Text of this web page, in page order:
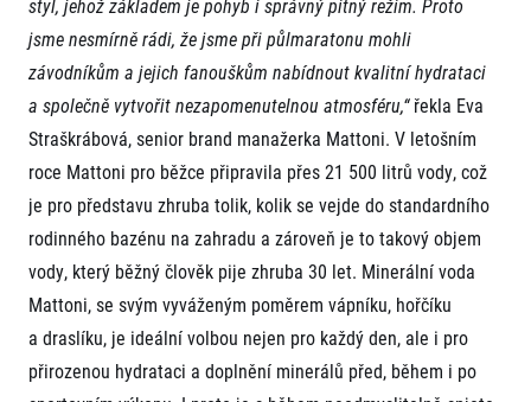
styl, jehož základem je pohyb i správný pitný režim. Proto
jsme nesmírně rádi, že jsme při půlmaratonu mohli
závodníkům a jejich fanouškům nabídnout kvalitní hydrataci
a společně vytvořit nezapomenutelnou atmosféru,“řekla Eva
Straškrábová, senior brand manažerka Mattoni. V letošním
roce Mattoni pro běžce připravila přes 21 500 litrů vody, což
je pro představu zhruba tolik, kolik se vejde do standardního
rodinného bazénu na zahradu a zároveň je to takový objem
vody, který běžný člověk pije zhruba 30 let. Minerální voda
Mattoni, se svým vyváženým poměrem vápníku, hořčíku
a draslíku, je ideální volbou nejen pro každý den, ale i pro
přirozenou hydrataci a doplnění minerálů před, během i po